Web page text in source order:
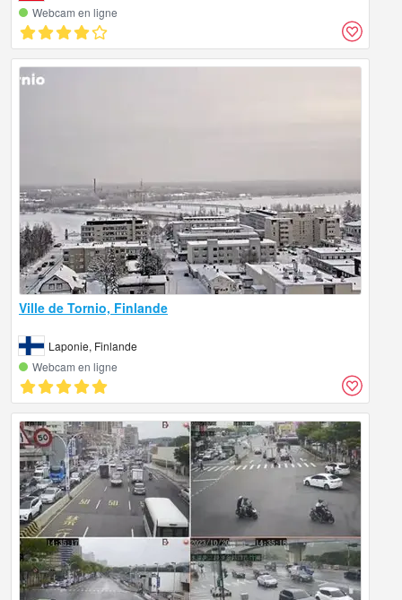
Webcam en ligne
Ville de Tornio, Finlande
Laponie, Finlande
Webcam en ligne